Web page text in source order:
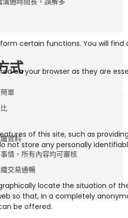
of this site, such as
not store any personally
locate the situation of
so that, in a completely
be offered.
式
單
資料
情，所有內容均可審核
交易通暢